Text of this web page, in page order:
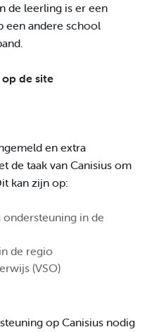
de leerling is er een
een andere school
de site
en extra
de taak van Canisius om
kan zijn op:
in de
de regio
(VSO)
op Canisius nodig